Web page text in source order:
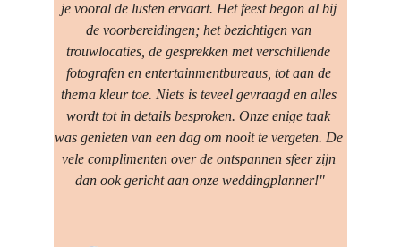
je vooral de lusten ervaart. Het feest begon al bij
de voorbereidingen; het bezichtigen van
trouwlocaties, de gesprekken met verschillende
fotografen en entertainmentbureaus, tot aan de
thema kleur toe. Niets is teveel gevraagd en alles
wordt tot in details besproken. Onze enige taak
was genieten van een dag om nooit te vergeten. De
vele complimenten over de ontspannen sfeer zijn
dan ook gericht aan onze weddingplanner!"